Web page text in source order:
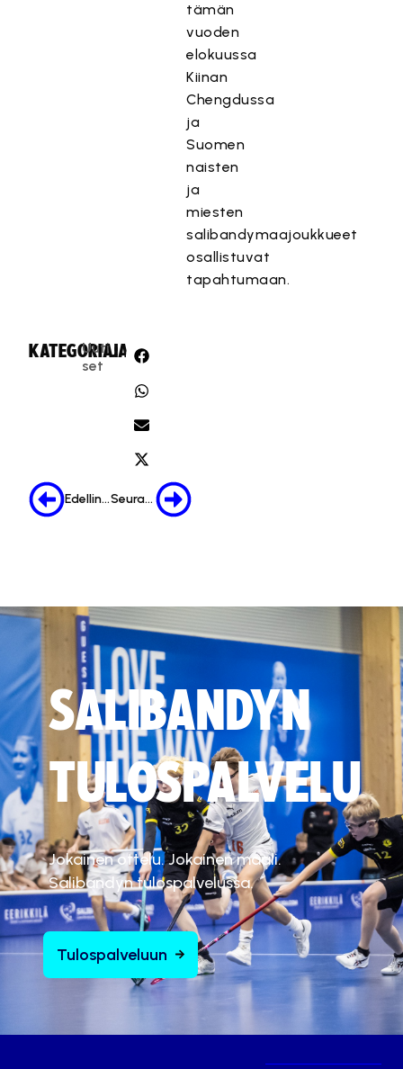
tämän
vuoden
elokuussa
Kiinan
Chengdussa
ja
Suomen
naisten
ja
miesten
salibandymaajoukkueet
osallistuvat
tapahtumaan.
KATEGORIA:
Uuti
set
JAA:
Edellinen Seuraava
SALIBANDYN
TULOSPALVELU
Jokainen ottelu. Jokainen maali.
Salibandyn tulospalvelussa.
Tulospalveluun